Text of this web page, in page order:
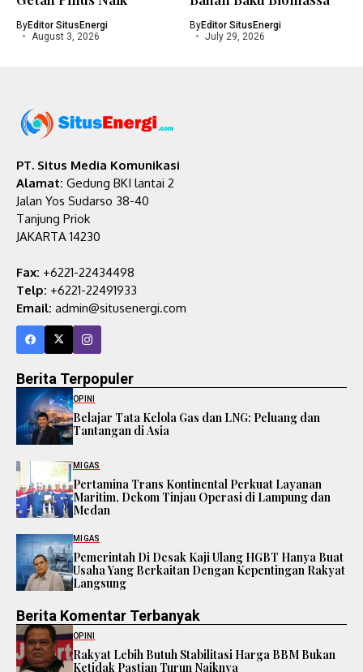
ByEditor SitusEnergi
August 3, 2026
ByEditor SitusEnergi
July 29, 2026
PT. Situs Media Komunikasi
Alamat: Gedung BKI lantai 2
Jalan Yos Sudarso 38-40
Tanjung Priok
JAKARTA 14230
Fax: +6221-22434498
Telp: +6221-22491933
Email: admin@situsenergi.com
Berita Terpopuler
OPINI
Belajar Tata Kelola Gas dan LNG: Peluang dan
Tantangan di Asia
MIGAS
Pertamina Trans Kontinental Perkuat Layanan
Maritim, Dekom Tinjau Operasi di Lampung dan
Medan
MIGAS
Pemerintah Di Desak Kaji Ulang HGBT Hanya Buat
Usaha Yang Berkaitan Dengan Kepentingan Rakyat
Langsung
Berita Komentar Terbanyak
OPINI
Rakyat Lebih Butuh Stabilitasi Harga BBM Bukan
Ketidak Pastian Turun Naiknya